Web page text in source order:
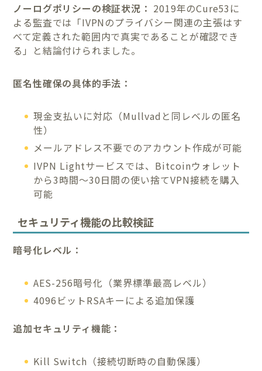
ノーログポリシーの検証状況： 2019年のCure53に
よる監査では「IVPNのプライバシー関連の主張はす
べて定義された範囲内で真実であることが確認でき
る」と結論付けられました。
匿名性確保の具体的手法：
現金支払いに対応（Mullvadと同レベルの匿名
性）
メールアドレス不要でのアカウント作成が可能
IVPN Lightサービスでは、Bitcoinウォレット
から3時間〜30日間の使い捨てVPN接続を購入
可能
セキュリティ機能の比較検証
暗号化レベル：
AES-256暗号化（業界標準最高レベル）
4096ビットRSAキーによる追加保護
追加セキュリティ機能：
Kill Switch（接続切断時の自動保護）